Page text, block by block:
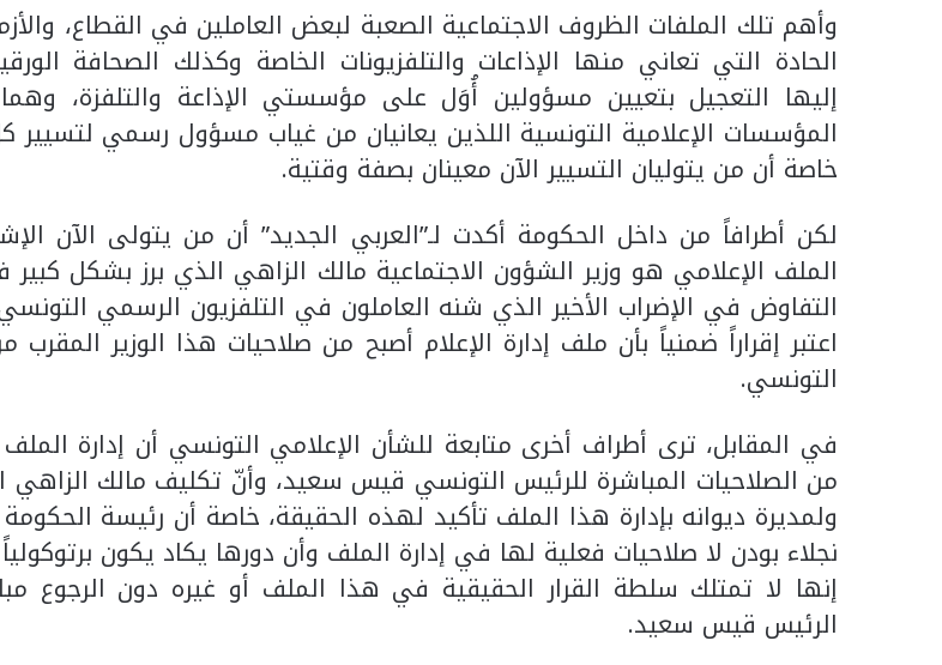
وأهم تلك الملفات الظروف الاجتماعية الصعبة لبعض العاملين في القطاع،
الحادة التي تعاني منها الإذاعات والتلفزيونات الخاصة وكذلك الصحافة
إليها التعجيل بتعيين مسؤولين أُوَل على مؤسستي الإذاعة والتلفزة،
المؤسسات الإعلامية التونسية اللذين يعانيان من غياب مسؤول رسمي لتسيير
خاصة أن من يتوليان التسيير الآن معينان بصفة وقتية.
لكن أطرافاً من داخل الحكومة أكدت لـ”العربي الجديد” أن من يتولى الآن
الملف الإعلامي هو وزير الشؤون الاجتماعية مالك الزاهي الذي برز بشكل
التفاوض في الإضراب الأخير الذي شنه العاملون في التلفزيون الرسمي
اعتبر إقراراً ضمنياً بأن ملف إدارة الإعلام أصبح من صلاحيات هذا الوزير المقرب
التونسي.
في المقابل، ترى أطراف أخرى متابعة للشأن الإعلامي التونسي أن إدارة الملف
من الصلاحيات المباشرة للرئيس التونسي قيس سعيد، وأنّ تكليف مالك الزاهي
ولمديرة ديوانه بإدارة هذا الملف تأكيد لهذه الحقيقة، خاصة أن رئيسة
نجلاء بودن لا صلاحيات فعلية لها في إدارة الملف وأن دورها يكاد يكون برتوكولياً
إنها لا تمتلك سلطة القرار الحقيقية في هذا الملف أو غيره دون الرجوع
الرئيس قيس سعيد.